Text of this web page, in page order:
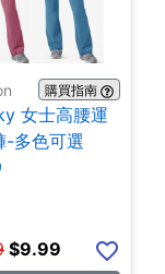
購買指南
女士高腰運
-多色可選
$9.99